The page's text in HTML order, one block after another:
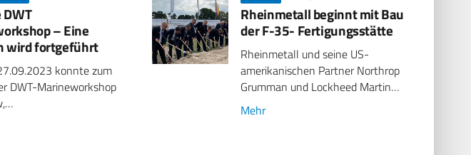
DWT
– Eine
wird fortgeführt
konnte zum
DWT-Marineworkshop
Rheinmetall beginnt mit Bau
der F-35- Fertigungsstätte
Rheinmetall und seine US-
amerikanischen Partner Northrop
Grumman und Lockheed Martin…
Mehr